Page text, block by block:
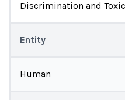
Discrimination and
Entity
Human